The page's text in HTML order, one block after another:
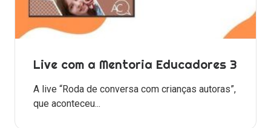
Live com a Mentoria Educadores 3
A live “Roda de conversa com crianças autoras”,
que aconteceu...